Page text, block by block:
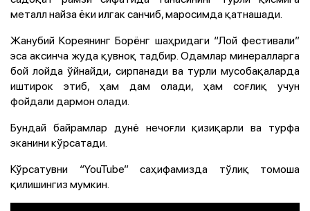
металл найза ёки илгак санчиб, маросимда қатнашади.
Жанубий Кореянинг Борёнг шаҳридаги “Лой фестивали”
эса аксинча жуда қувноқ тадбир. Одамлар минералларга
бой лойда ўйнайди, сирпанади ва турли мусобақаларда
иштирок этиб, ҳам дам олади, ҳам соғлиқ учун
фойдали дармон олади.
Бундай байрамлар дунё нечоғли қизиқарли ва турфа
эканини кўрсатади.
Кўрсатувни “YouTube” саҳифамизда тўлиқ томоша
қилишингиз мумкин.